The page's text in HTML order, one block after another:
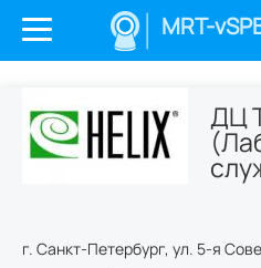
MRT-
ДЦ
г. Санкт-Петербург, ул. 5-я